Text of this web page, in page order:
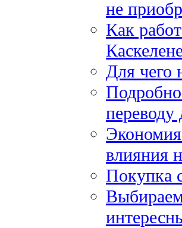
не
Как
Для чего
переводу
влияния
Покупка